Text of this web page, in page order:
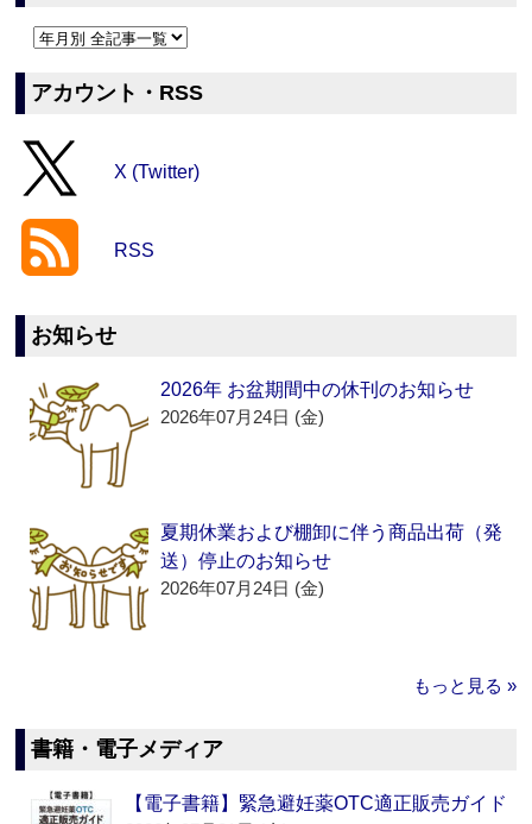
アカウント・RSS
X (Twitter)
RSS
お知らせ
2026年 お盆期間中の休刊のお知らせ
2026年07月24日 (金)
夏期休業および棚卸に伴う商品出荷（発
送）停止のお知らせ
2026年07月24日 (金)
もっと見る »
書籍・電子メディア
【電子書籍】緊急避妊薬OTC適正販売ガイド